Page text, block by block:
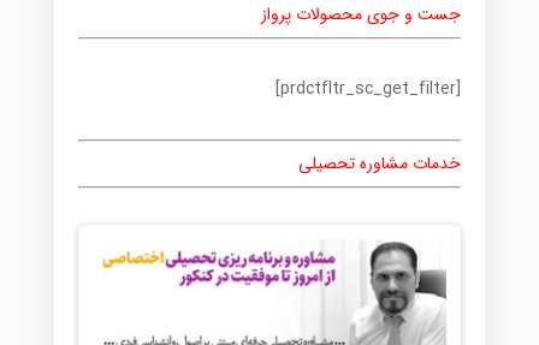
جست و جوی محصولات پرواز
[prdctfltr_sc_get_filter]
خدمات مشاوره تحصیلی